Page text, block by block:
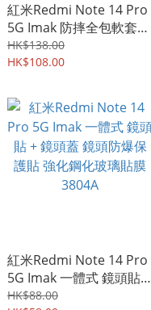
紅米Redmi Note 14 Pro
5G Imak 防摔全包軟套氣
囊版 保護軟套 手機軟殼
Case 4702A
HK$138.00
HK$108.00
紅米Redmi Note 14 Pro
5G Imak 一體式 鏡頭貼 +
鏡頭蓋 鏡頭防爆保護貼
HK$88.00